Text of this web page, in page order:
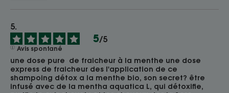
5/5
Avis spontané
une dose pure  de fraicheur à la menthe une dose
express de fraicheur des l'application de ce
shampoing détox a la menthe bio, son secret? être
infusé avec de la mentha aquatica L, qui détoxifie,